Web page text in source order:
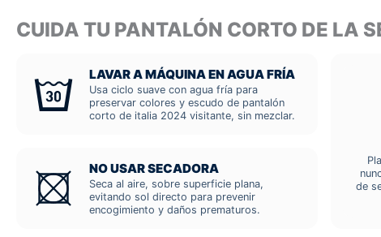
CUIDA TU PANTALÓN CORTO DE LA
LAVAR A MÁQUINA EN AGUA FRÍA
Usa ciclo suave con agua fría para
preservar colores y escudo de pantalón
corto de italia 2024 visitante, sin mezclar.
NO USAR SECADORA
Seca al aire, sobre superficie plana,
evitando sol directo para prevenir
encogimiento y daños prematuros.
de